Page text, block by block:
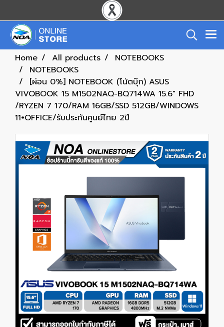
Home All products
NOTEBOOKS
NOTEBOOKS
[ผ่อน 0%] NOTEBOOK (โน้ตบุ๊ก) ASUS
VIVOBOOK 15 M1502NAQ-BQ714WA 15.6" FHD
/RYZEN 7 170/RAM 16GB/SSD 512GB/WINDOWS
11+OFFICE/รับประกันศูนย์ไทย 2ปี